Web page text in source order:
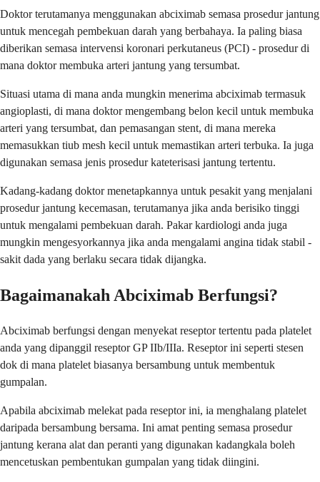
Doktor terutamanya menggunakan abciximab semasa prosedur jantung
untuk mencegah pembekuan darah yang berbahaya. Ia paling biasa
diberikan semasa intervensi koronari perkutaneus (PCI) - prosedur di
mana doktor membuka arteri jantung yang tersumbat.
Situasi utama di mana anda mungkin menerima abciximab termasuk
angioplasti, di mana doktor mengembang belon kecil untuk membuka
arteri yang tersumbat, dan pemasangan stent, di mana mereka
memasukkan tiub mesh kecil untuk memastikan arteri terbuka. Ia juga
digunakan semasa jenis prosedur kateterisasi jantung tertentu.
Kadang-kadang doktor menetapkannya untuk pesakit yang menjalani
prosedur jantung kecemasan, terutamanya jika anda berisiko tinggi
untuk mengalami pembekuan darah. Pakar kardiologi anda juga
mungkin mengesyorkannya jika anda mengalami angina tidak stabil -
sakit dada yang berlaku secara tidak dijangka.
Bagaimanakah Abciximab Berfungsi?
Abciximab berfungsi dengan menyekat reseptor tertentu pada platelet
anda yang dipanggil reseptor GP IIb/IIIa. Reseptor ini seperti stesen
dok di mana platelet biasanya bersambung untuk membentuk
gumpalan.
Apabila abciximab melekat pada reseptor ini, ia menghalang platelet
daripada bersambung bersama. Ini amat penting semasa prosedur
jantung kerana alat dan peranti yang digunakan kadangkala boleh
mencetuskan pembentukan gumpalan yang tidak diingini.